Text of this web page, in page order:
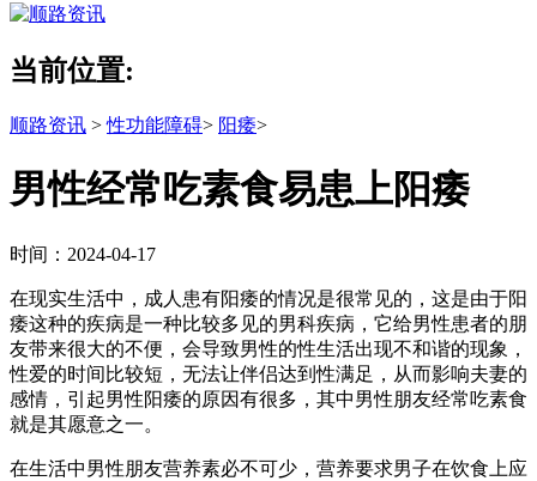
当前位置:
顺路资讯 >性功能障碍> 阳痿>
男性经常吃素食易患上阳痿
时间：2024-04-17
在现实生活中，成人患有阳痿的情况是很常见的，这是由于阳
痿这种的疾病是一种比较多见的男科疾病，它给男性患者的朋
友带来很大的不便，会导致男性的性生活出现不和谐的现象，
性爱的时间比较短，无法让伴侣达到性满足，从而影响夫妻的
感情，引起男性阳痿的原因有很多，其中男性朋友经常吃素食
就是其愿意之一。
在生活中男性朋友营养素必不可少，营养要求男子在饮食上应